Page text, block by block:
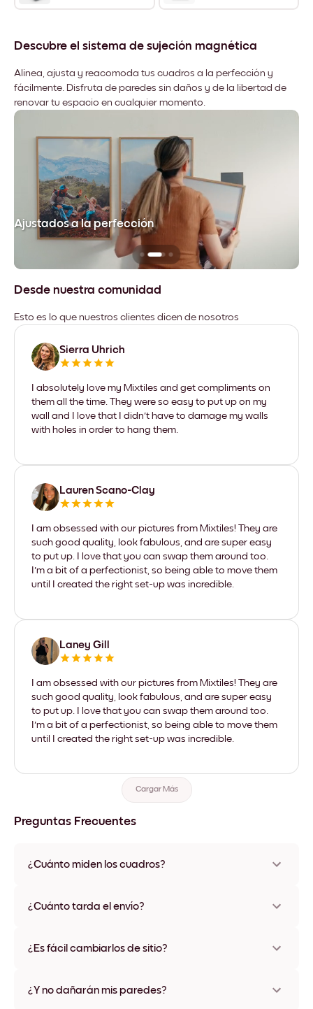
Descubre el sistema de sujeción magnética
Alinea, ajusta y reacomoda tus cuadros a la perfección y
fácilmente. Disfruta de paredes sin daños y de la libertad de
renovar tu espacio en cualquier momento.
Ajustados a la perfección
Desde nuestra comunidad
Esto es lo que nuestros clientes dicen de nosotros
Sierra Uhrich
I absolutely love my Mixtiles and get compliments on
them all the time. They were so easy to put up on my
wall and I love that I didn't have to damage my walls
with holes in order to hang them.
Lauren Scano-Clay
I am obsessed with our pictures from Mixtiles! They are
such good quality, look fabulous, and are super easy
to put up. I love that you can swap them around too.
I'm a bit of a perfectionist, so being able to move them
until I created the right set-up was incredible.
Laney Gill
I am obsessed with our pictures from Mixtiles! They are
such good quality, look fabulous, and are super easy
to put up. I love that you can swap them around too.
I'm a bit of a perfectionist, so being able to move them
until I created the right set-up was incredible.
Cargar Más
Preguntas Frecuentes
¿Cuánto miden los cuadros?
opción única de 56x112 cm. Disponible en varios materiales y
¿Cuánto tarda el envío?
disponibles en algunos países. Te enviaremos un número de
¿Es fácil cambiarlos de sitio?
ningún daño
¿Y no dañarán mis paredes?